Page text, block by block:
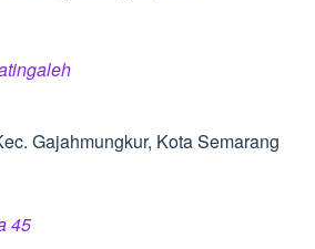
Gajahmungkur, Kota Semarang
45